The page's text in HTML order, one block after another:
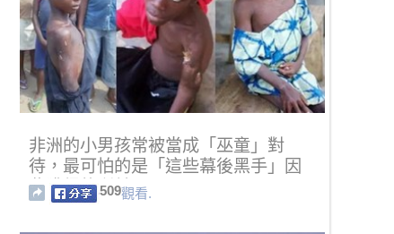
非洲的小男孩常被當成「巫童」對
待，最可怕的是「這些幕後黑手」因
此獲得的利益
509觀看.